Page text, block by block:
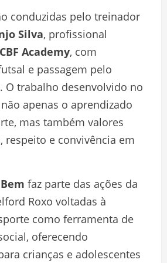
conduzidas pelo treinador
Silva, profissional
CBF Academy, com
e passagem pelo
. O trabalho desenvolvido no
apenas o aprendizado
mas também valores
respeito e convivência em
faz parte das ações da
Roxo voltadas à
como ferramenta de
oferecendo
crianças e adolescentes